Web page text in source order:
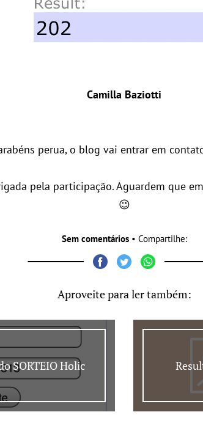
Camilla Baziotti
perua, o blog vai entrar em
pela participação. Aguardem que
😉
Sem comentários• Compartilhe:
Aproveite para ler também:
SORTEIO Holic